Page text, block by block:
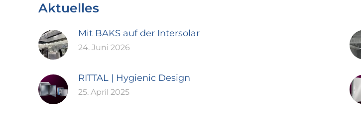
Aktuelles
Mit BAKS auf der Intersolar
24. Juni 2026
RITTAL | Hygienic Design
25. April 2025